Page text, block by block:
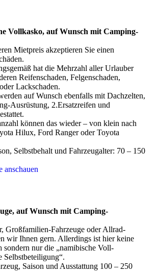
von Land und Unterkünften trotzdem
Recherche und Puzzelei. Und
schöne Unterkünfte, die gar nicht auf
ein großer Mehrwert unserer Beratung
Auswahl der Unterkünfte, die am besten
passen.
Sommerferien, Herbstferien und
besonders beliebte kleinere, individuelle
Lodges, Boutique-Hotels und
Stellen bis zu einem Jahr im Voraus
Sie idealerweise möglichst frühzeitig an
Flexibilität bei den Daten mit. Je früher
desto besser können wir mehrere
zur Auswahl bieten.
Sie erstellte Namibiareise ist nur etwa
"von der Stange". Der Aufpreis
Ihre Reisen am liebsten komplett
spart das rund 10-15% und wir bieten
über uns meist kostenfrei
Infos zu Routen, Tagesstrecken,
Vollkasko, auf Wunsch mit Camping-
Mietpreis akzeptieren Sie einen
hat die Mehrzahl aller Urlauber
Reifenschaden, Felgenschaden,
Lackschaden.
auf Wunsch ebenfalls mit Dachzelten,
Ausrüstung, 2.Ersatzreifen und
können das wieder – von klein nach
Hilux, Ford Ranger oder Toyota
Selbstbehalt und Fahrzeugalter: 70 – 150
anschauen
auf Wunsch mit Camping-
Großfamilien-Fahrzeuge oder Allrad-
wir Ihnen gern. Allerdings ist hier keine
nur die „namibische Voll-
Selbstbeteiligung“.
Saison und Ausstattung 100 – 250